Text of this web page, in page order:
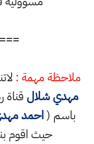
مهمة :لاتنسى
شلالقناة رسمية
احمد مهدي شلال
حيث اقوم بنشر